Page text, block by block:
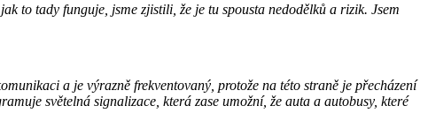
to tady funguje, jsme zjistili, že je tu spousta nedodělků a rizik. Jsem
a je výrazně frekventovaný, protože na této straně je přecházení
světelná signalizace, která zase umožní, že auta a autobusy, které